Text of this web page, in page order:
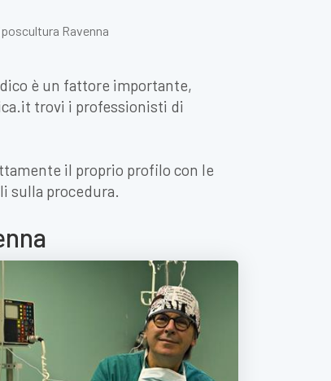
Ravenna
è un fattore importante,
trovi i professionisti di
il proprio profilo con le
sulla procedura.